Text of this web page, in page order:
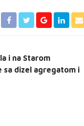
i na Starom
sa dizel agregatom i